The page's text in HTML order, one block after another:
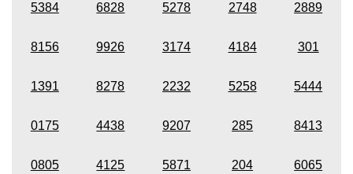
5384 6828 5278 2748 2889
8156 9926 3174 4184 301
1391 8278 2232 5258 5444
0175 4438 9207 285 8413
0805 4125 5871 204 6065